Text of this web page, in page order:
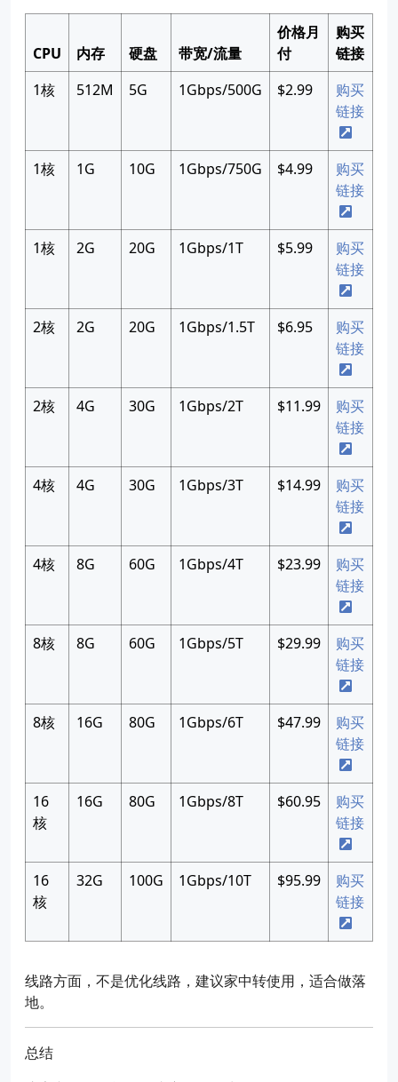
CPU 内存 硬盘 带宽/流量
价格月
付
购买
链接
1核
512M 5G 1Gbps/500G $2.99
购买
链接
1核 1G 10G 1Gbps/750G $4.99
购买
链接
1核 2G 20G 1Gbps/1T $5.99
购买
链接
2核 2G 20G 1Gbps/1.5T $6.95
购买
链接
2核 4G 30G 1Gbps/2T $11.99
购买
链接
4核 4G 30G 1Gbps/3T $14.99
购买
链接
4核 8G 60G 1Gbps/4T $23.99
购买
链接
8核 8G 60G 1Gbps/5T $29.99
购买
链接
8核 16G 80G 1Gbps/6T $47.99
购买
链接
16
核
16G 80G 1Gbps/8T $60.95
购买
链接
16
核
32G 100G 1Gbps/10T $95.99
购买
链接
线路方面，不是优化线路，建议家中转使用，适合做落
地。
总结